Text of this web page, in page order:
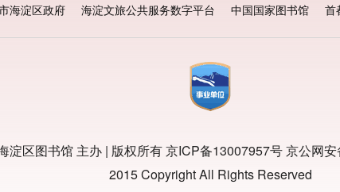
海淀区政府 海淀文旅公共服务数字平台 中国国家图书馆 首
淀区图书馆 主办 | 版权所有京ICP备13007957号京公网
2015 Copyright All Rights Reserved